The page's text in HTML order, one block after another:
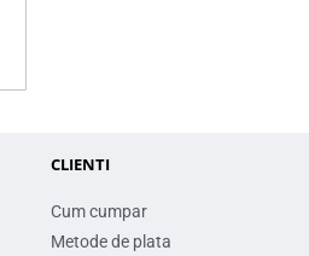
CLIENTI
Cum cumpar
Metode de plata